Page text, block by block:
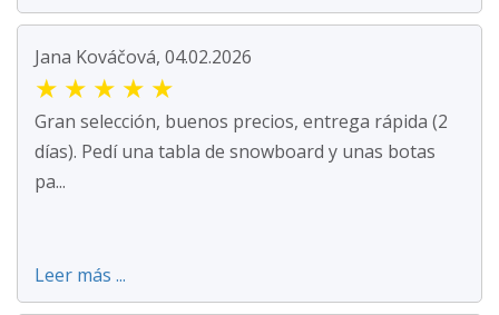
Jana Kováčová, 04.02.2026
★ ★ ★ ★ ★
Gran selección, buenos precios, entrega rápida (2
días). Pedí una tabla de snowboard y unas botas
pa...
Leer más ...